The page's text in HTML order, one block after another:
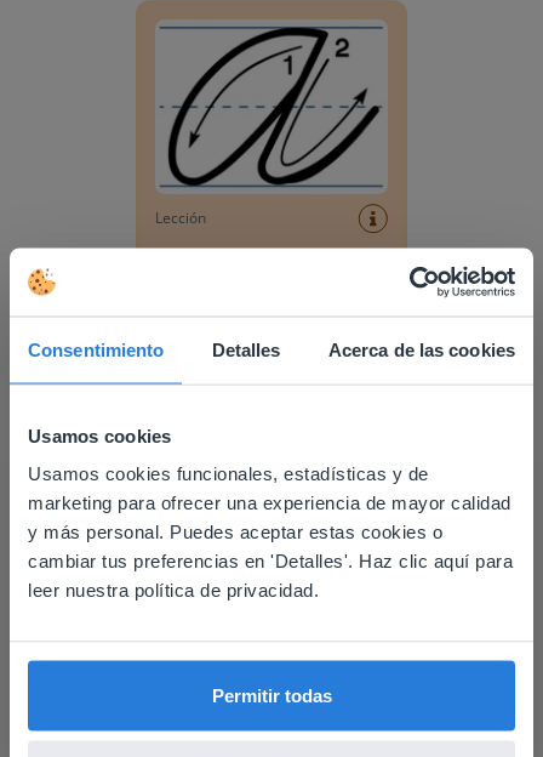
Consentimiento Detalles Acerca de las cookies
Usamos cookies
Usamos cookies funcionales, estadísticas y de
marketing para ofrecer una experiencia de mayor calidad
y más personal. Puedes aceptar estas cookies o
cambiar tus preferencias en 'Detalles'. Haz clic aquí para
leer nuestra política de privacidad.
Permitir todas
Lección
Escritura de letras -
Bloser
Escritura de letras - Bloque D'Nealian
Bloque D'Nealian
Escritura de letras - Cursiva D'Nealian
This website doesn't match
your location
Based on your location, we think you might
prefer to visit our English website. There you'll
English
Español